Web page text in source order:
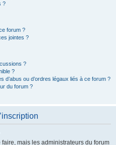
?
forum ?
jointes ?
?
?
ou d’ordres légaux liés à ce forum ?
du forum ?
faire, mais les administrateurs du forum